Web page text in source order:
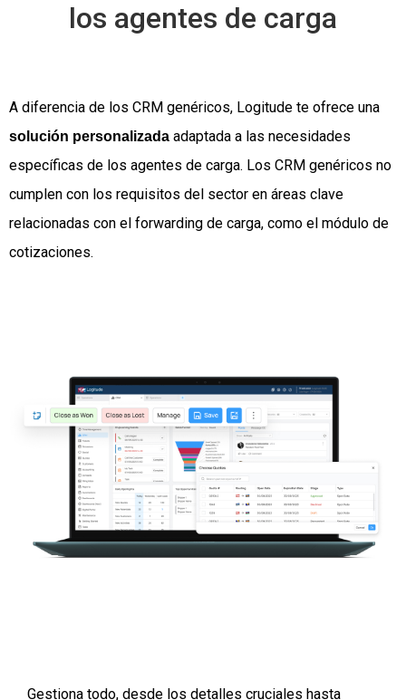
los agentes de carga
A diferencia de los CRM genéricos, Logitude te ofrece una
solución personalizada adaptada a las necesidades
específicas de los agentes de carga. Los CRM genéricos no
cumplen con los requisitos del sector en áreas clave
relacionadas con el forwarding de carga, como el módulo de
cotizaciones.
Gestiona todo, desde los detalles cruciales hasta